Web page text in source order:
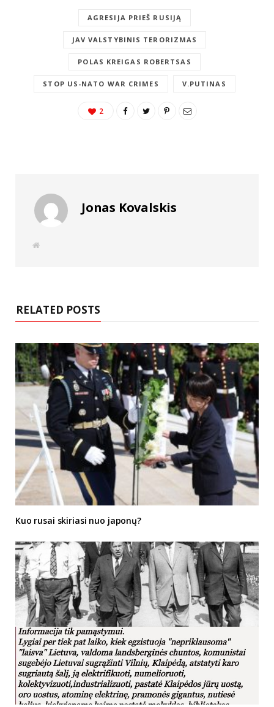
AGRESIJA PRIEŠ RUSIJĄ
JAV VALSTYBINIS TERORIZMAS
POLAS KREIGAS ROBERTSAS
STOP US-NATO WAR CRIMES V.PUTINAS
2
Jonas Kovalskis
W
RELATED POSTS
Kuo rusai skiriasi nuo japonų?